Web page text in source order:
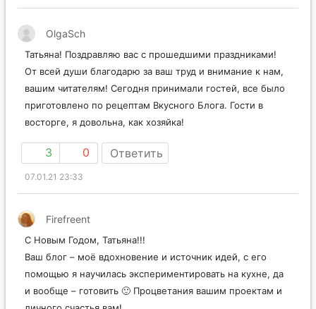
07.01.21 22:45
OlgaSch
Татьяна! Поздравляю вас с прошедшими праздниками!
От всей души благодарю за ваш труд и внимание к нам,
вашим читателям! Сегодня принимали гостей, все было
приготовлено по рецептам Вкусного Блога. Гости в
3 0 Ответить
07.01.21 23:33
Firefreent
С Новым Годом, Татьяна!!!
Ваш блог – моё вдохновение и источник идей, с его
помощью я научилась экспериментировать на кухне, да
и вообще – готовить 🙂 Процветания вашим проектам и